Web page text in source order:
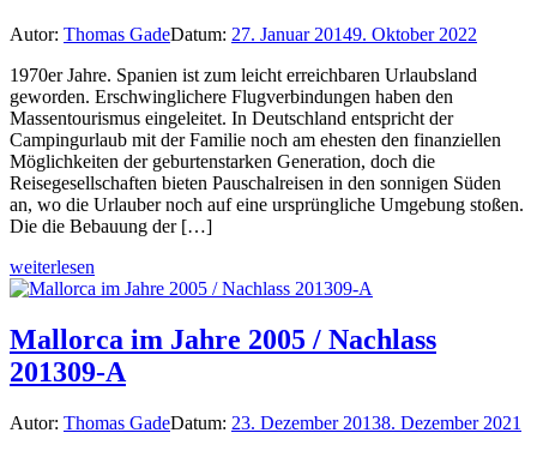
Autor: Thomas GadeDatum: 27. Januar 20149. Oktober 2022
1970er Jahre. Spanien ist zum leicht erreichbaren Urlaubsland
geworden. Erschwinglichere Flugverbindungen haben den
Massentourismus eingeleitet. In Deutschland entspricht der
Campingurlaub mit der Familie noch am ehesten den finanziellen
Möglichkeiten der geburtenstarken Generation, doch die
Reisegesellschaften bieten Pauschalreisen in den sonnigen Süden
an, wo die Urlauber noch auf eine ursprüngliche Umgebung stoßen.
Die die Bebauung der […]
weiterlesen
Mallorca im Jahre 2005 / Nachlass
201309-A
Autor: Thomas GadeDatum: 23. Dezember 20138. Dezember 2021